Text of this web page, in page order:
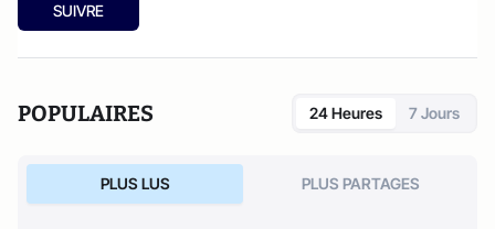
SUIVRE
POPULAIRES 24 Heures 7 Jours
PLUS LUS PLUS PARTAGES